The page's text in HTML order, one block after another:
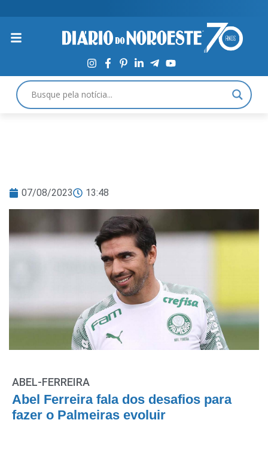
07/08/2023 13:48
ABEL-FERREIRA
Abel Ferreira fala dos desafios para
fazer o Palmeiras evoluir